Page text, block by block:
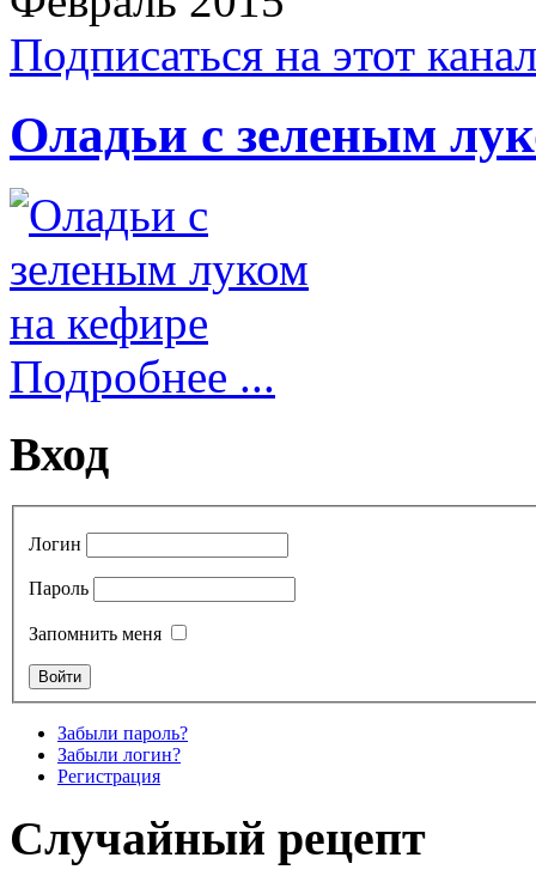
Подписаться на этот
Оладьи с зеленым
Подробнее ...
Вход
Логин
Пароль
Запомнить меня
Забыли пароль?
Забыли логин?
Регистрация
Случайный рецепт